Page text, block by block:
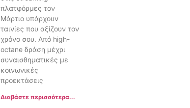
πλατφόρμες τον
Μάρτιο υπάρχουν
ταινίες που αξίζουν τον
χρόνο σου. Από high-
octane δράση μέχρι
συναισθηματικές με
κοινωνικές
προεκτάσεις
Διαβάστε περισσότερα...